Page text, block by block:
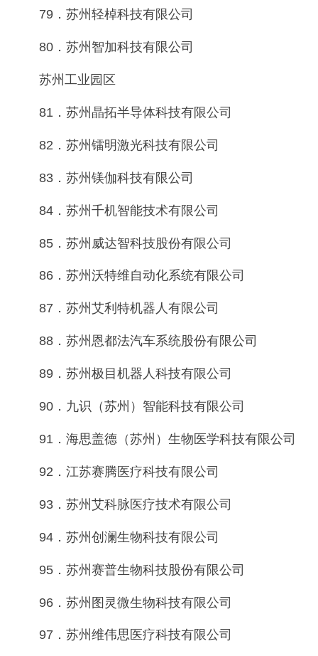
79．苏州轻棹科技有限公司
80．苏州智加科技有限公司
苏州工业园区
81．苏州晶拓半导体科技有限公司
82．苏州镭明激光科技有限公司
83．苏州镁伽科技有限公司
84．苏州千机智能技术有限公司
85．苏州威达智科技股份有限公司
86．苏州沃特维自动化系统有限公司
87．苏州艾利特机器人有限公司
88．苏州恩都法汽车系统股份有限公司
89．苏州极目机器人科技有限公司
90．九识（苏州）智能科技有限公司
91．海思盖德（苏州）生物医学科技有限公司
92．江苏赛腾医疗科技有限公司
93．苏州艾科脉医疗技术有限公司
94．苏州创澜生物科技有限公司
95．苏州赛普生物科技股份有限公司
96．苏州图灵微生物科技有限公司
97．苏州维伟思医疗科技有限公司